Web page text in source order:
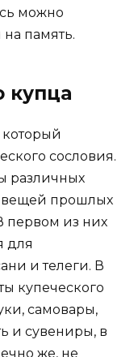
можно
память.
купца
сословия.
различных
вещей прошлых
первом из них
для
и телеги. В
купеческого
самовары,
и сувениры, в
же, не